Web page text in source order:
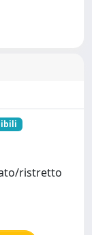
ristretto